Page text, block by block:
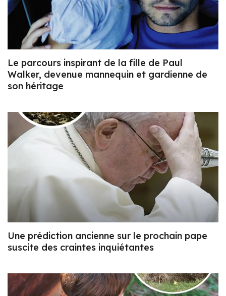
Le parcours inspirant de la fille de Paul
Walker, devenue mannequin et gardienne de
son héritage
Une prédiction ancienne sur le prochain pape
suscite des craintes inquiétantes